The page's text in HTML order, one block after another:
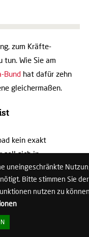
uneingeschränkte
Bitte stimmen Sie der
nutzen zu
zum Kräfte-
tun. Wie Sie am
Bund hat dafür zehn
gleichermaßen.
kein exakt
soll sich in
empfohlen in der
bereits eher die